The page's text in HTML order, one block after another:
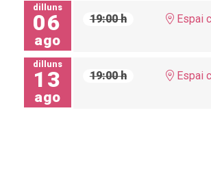
dilluns
06
ago
19:00 h Espai
dilluns
13
ago
19:00 h Espai